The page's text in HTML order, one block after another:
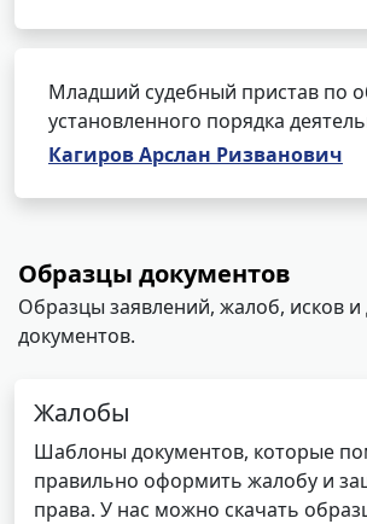
Младший судебный пристав по
установленного порядка
Кагиров Арслан Ризванович
Образцы документов
Образцы заявлений, жалоб, исков и
документов.
Жалобы
Шаблоны документов, которые
правильно оформить жалобу и
права. У нас можно скачать